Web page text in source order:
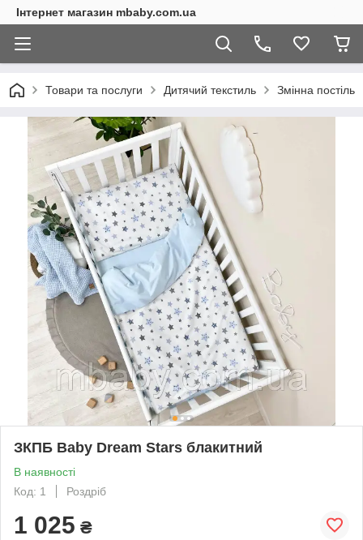
Інтернет магазин mbaby.com.ua
Товари та послуги Дитячий текстиль Змінна постіль
ЗКПБ Baby Dream Stars блакитний
В наявності
Код: 1
Роздріб
1 025 ₴